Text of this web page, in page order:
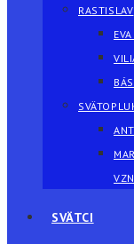
RASTISLAV
SVÄTCI